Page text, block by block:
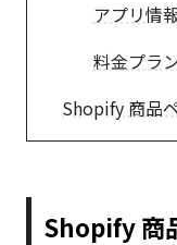
アプリ情
料金プラ
Shopify 商品
Shopify 商